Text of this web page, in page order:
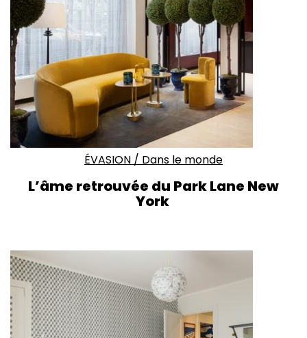
ÉVASION / Dans le monde
L’âme retrouvée du Park Lane New
York